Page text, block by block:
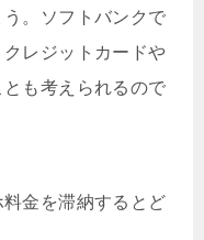
。ソフトバンクで
レジットカードや
も考えられるので
金を滞納するとど